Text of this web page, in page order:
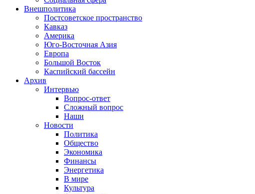
Внешполитика
Постсоветское пространство
Кавказ
Америка
Юго-Восточная Азия
Европа
Большой Восток
Каспийский бассейн
Архив
Интервью
Вопрос-ответ
Сложный вопрос
Наши
Новости
Политика
Общество
Экономика
Финансы
Энергетика
В мире
Культура